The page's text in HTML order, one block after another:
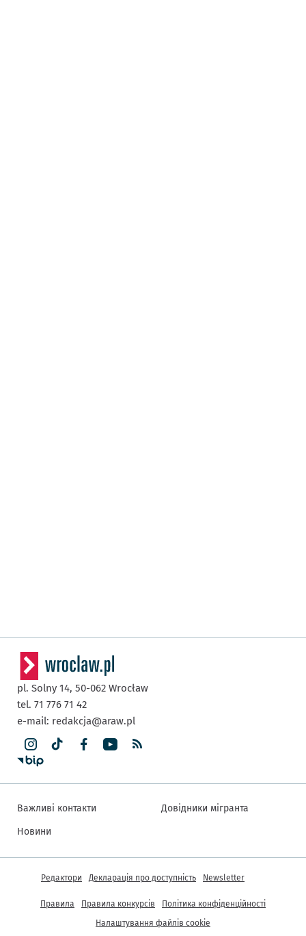
pl. Solny 14, 50-062 Wrocław
tel. 71 776 71 42
e-mail: redakcja@araw.pl
Важливі контакти
Новини
Довідники мігранта
Інша інформація
Редактори Декларація про доступність Newsletter
Правила Правила конкурсів
Політика конфіденційності
Налаштування файлів cookie